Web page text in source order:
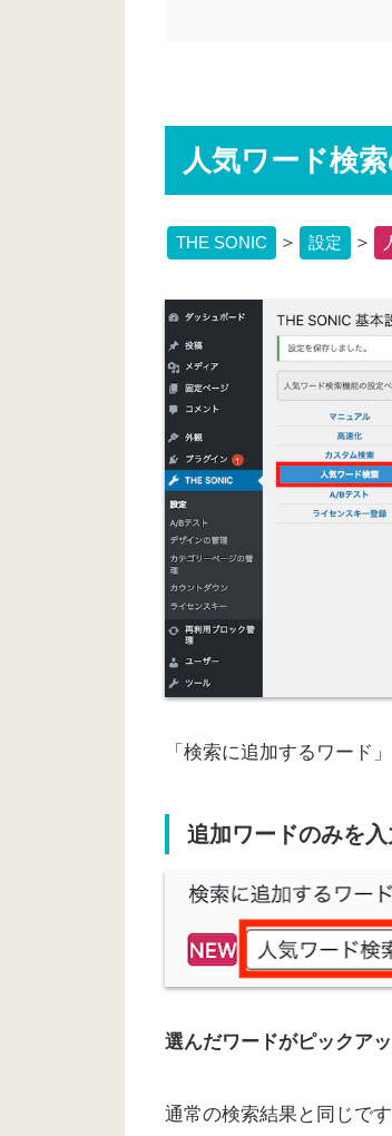
人気ワード検
THE SONIC ＞ 設定 ＞
「検索に追加するワード
追加ワードのみを
選んだワードがピックア
通常の検索結果と同じで